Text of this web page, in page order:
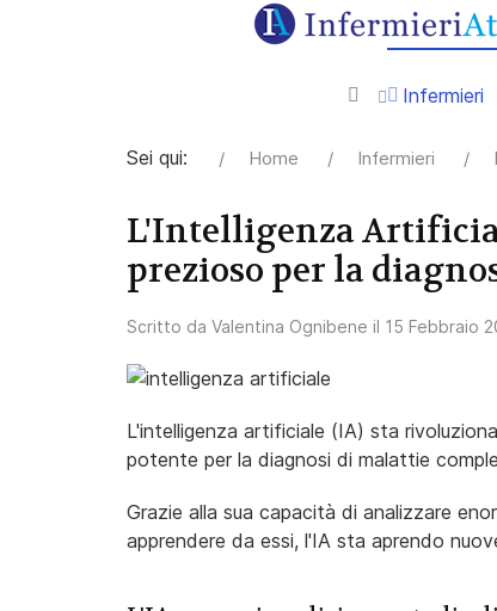
Infermieri
Sei qui: Home Infermieri
L'Intelligenza
prezioso per la
Scritto da Valentina Ognibene il 15 Febbraio
L'intelligenza artificiale (IA) sta
potente per la diagnosi di malattie
Grazie alla sua capacità di analizzare
apprendere da essi, l'IA sta aprendo